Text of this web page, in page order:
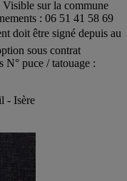
sur la commune
: 06 51 41 58 69
doit être signé depuis au
sous contrat
N° puce / tatouage :
- Isère